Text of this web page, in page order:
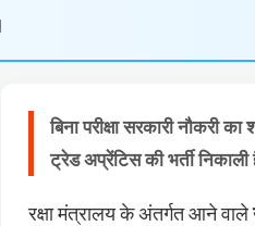
बिना परीक्षा सरकारी नौकरी
ट्रेड अप्रेंटिस की भर्ती
रक्षा मंत्रालय के अंतर्गत आने वाले